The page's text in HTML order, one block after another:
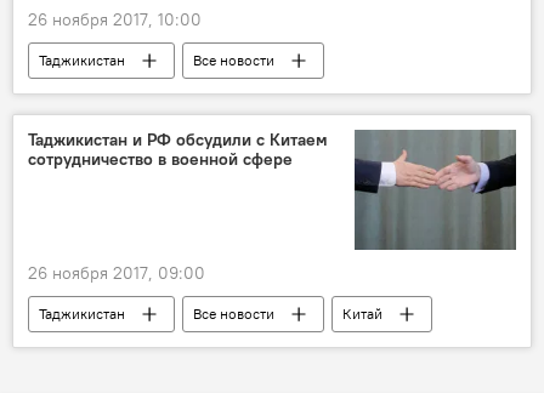
26 ноября 2017, 10:00
Таджикистан
Все новости
убийство
подозреваемый
таблетки
Происшествия, ЧП, криминал
Таджикистан и РФ обсудили с Китаем
сотрудничество в военной сфере
26 ноября 2017, 09:00
Таджикистан Все новости
Китай
сотрудничество
Россия